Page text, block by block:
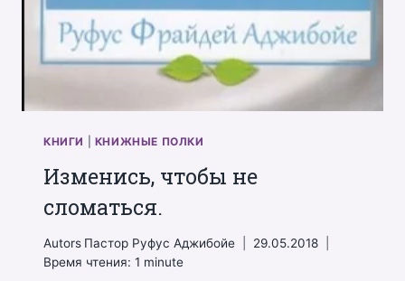
КНИГИ КНИЖНЫЕ ПОЛКИ
Изменись, чтобы не
сломаться.
Autors Пастор Руфус Аджибойе
29.05.2018
Время чтения: 1 minute